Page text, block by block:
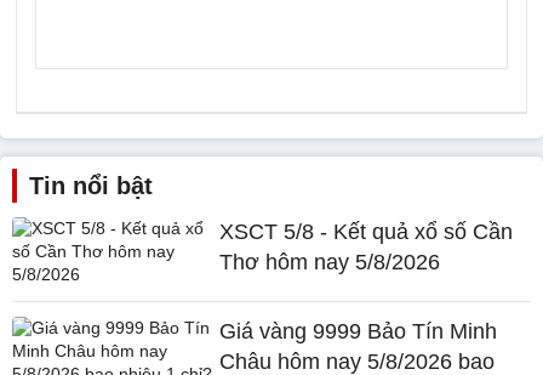
Tin nổi bật
XSCT 5/8 - Kết quả xổ số Cần
Thơ hôm nay 5/8/2026
Giá vàng 9999 Bảo Tín Minh
Châu hôm nay 5/8/2026 bao